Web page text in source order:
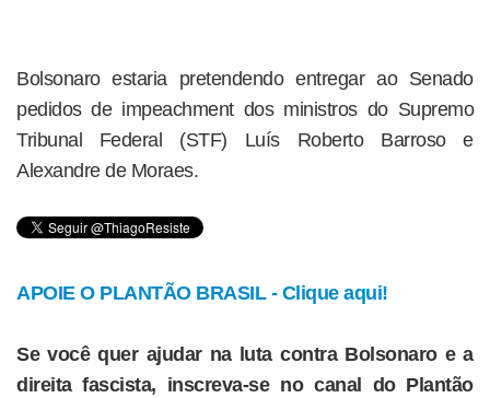
Bolsonaro estaria pretendendo entregar ao Senado
pedidos de impeachment dos ministros do Supremo
Tribunal Federal (STF) Luís Roberto Barroso e
Alexandre de Moraes.
APOIE O PLANTÃO BRASIL - Clique aqui!
Se você quer ajudar na luta contra Bolsonaro e a
direita fascista, inscreva-se no canal do Plantão